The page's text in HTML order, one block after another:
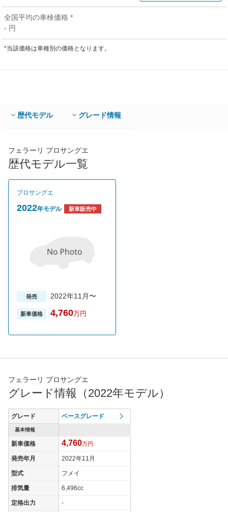
全国平均の車検価格 *
- 円
*当該価格は車種別の価格となります。
歴代モデル グレード情報
フェラーリ プロサングエ
歴代モデル一覧
プロサングエ
2022年モデル 新車販売中
発売 2022年11月〜
新車価格 4,760万円
フェラーリ プロサングエ
グレード情報（2022年モデル）
グレード ベースグレード
基本情報
新車価格 4,760万円
発売年月 2022年11月
型式 フメイ
排気量 6,496cc
定格出力 -